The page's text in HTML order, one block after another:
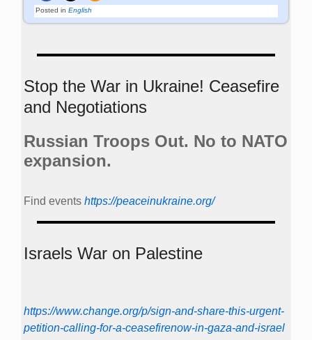
Posted in English
Stop the War in Ukraine! Ceasefire
and Negotiations
Russian Troops Out. No to NATO
expansion.
Find events https://peace­in­ukraine.org/
Israels War on Palestine
https://www.change.org/p/sign-and-share-this-urgent-
petition-calling-for-a-ceasefirenow-in-gaza-and-israel